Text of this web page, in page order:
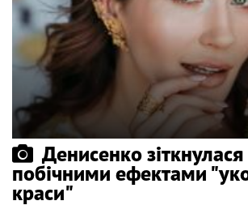
Денисенко зіткнулася
побічними ефектами
краси"